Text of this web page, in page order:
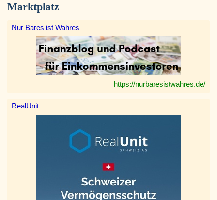
Marktplatz
Nur Bares ist Wahres
https://nurbaresistwahres.de/
RealUnit